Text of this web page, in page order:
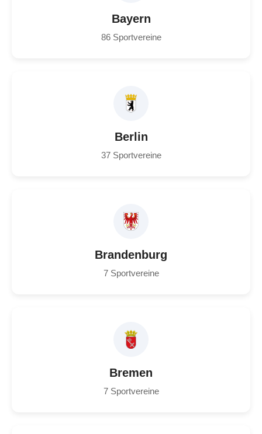
Bayern
86 Sportvereine
Berlin
37 Sportvereine
Brandenburg
7 Sportvereine
Bremen
7 Sportvereine